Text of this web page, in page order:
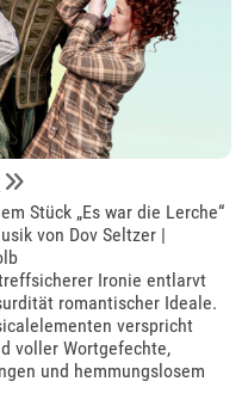
Stück „Es war die Lerche“
von Dov Seltzer |
Ironie entlarvt
romantischer Ideale.
verspricht
voller Wortgefechte,
und hemmungslosem